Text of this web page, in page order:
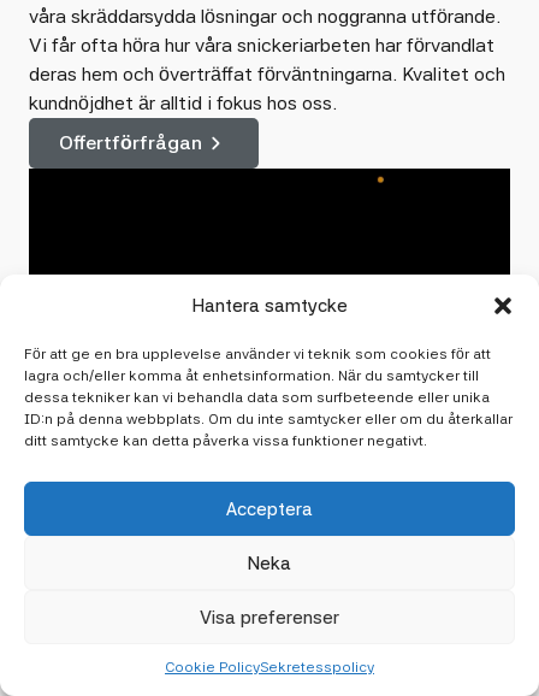
Hantera samtycke
För att ge en bra upplevelse använder vi teknik som cookies för att
lagra och/eller komma åt enhetsinformation. När du samtycker till
dessa tekniker kan vi behandla data som surfbeteende eller unika
ID:n på denna webbplats. Om du inte samtycker eller om du återkallar
ditt samtycke kan detta påverka vissa funktioner negativt.
Acceptera
Neka
Visa preferenser
Cookie PolicySekretesspolicy
våra skräddarsydda lösningar och noggranna utförande.
Vi får ofta höra hur våra snickeriarbeten har förvandlat
deras hem och överträffat förväntningarna. Kvalitet och
kundnöjdhet är alltid i fokus hos oss.
Offertförfrågan